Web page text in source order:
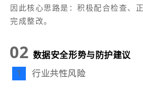
因此核心思路是：积极配合检查、
完成整改。
02 数据安全形势与防护建议
1 行业共性风险